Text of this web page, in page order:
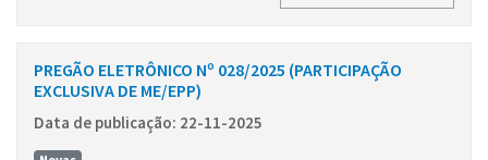
PREGÃO ELETRÔNICO Nº 028/2025 (PARTICIPAÇÃO
EXCLUSIVA DE ME/EPP)
Data de publicação: 22-11-2025